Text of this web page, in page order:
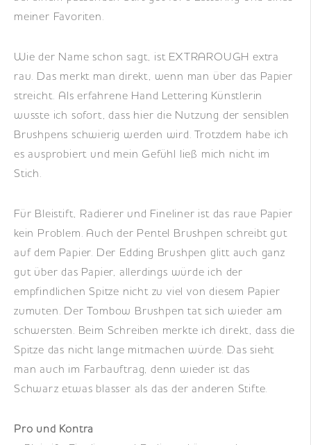
meiner Favoriten.
Wie der Name schon sagt, ist EXTRAROUGH extra
rau. Das merkt man direkt, wenn man über das Papier
streicht. Als erfahrene Hand Lettering Künstlerin
wusste ich sofort, dass hier die Nutzung der sensiblen
Brushpens schwierig werden wird. Trotzdem habe ich
es ausprobiert und mein Gefühl ließ mich nicht im
Stich.
Für Bleistift, Radierer und Fineliner ist das raue Papier
kein Problem. Auch der Pentel Brushpen schreibt gut
auf dem Papier. Der Edding Brushpen glitt auch ganz
gut über das Papier, allerdings würde ich der
empfindlichen Spitze nicht zu viel von diesem Papier
zumuten. Der Tombow Brushpen tat sich wieder am
schwersten. Beim Schreiben merkte ich direkt, dass die
Spitze das nicht lange mitmachen würde. Das sieht
man auch im Farbauftrag, denn wieder ist das
Schwarz etwas blasser als das der anderen Stifte.
Pro und Kontra